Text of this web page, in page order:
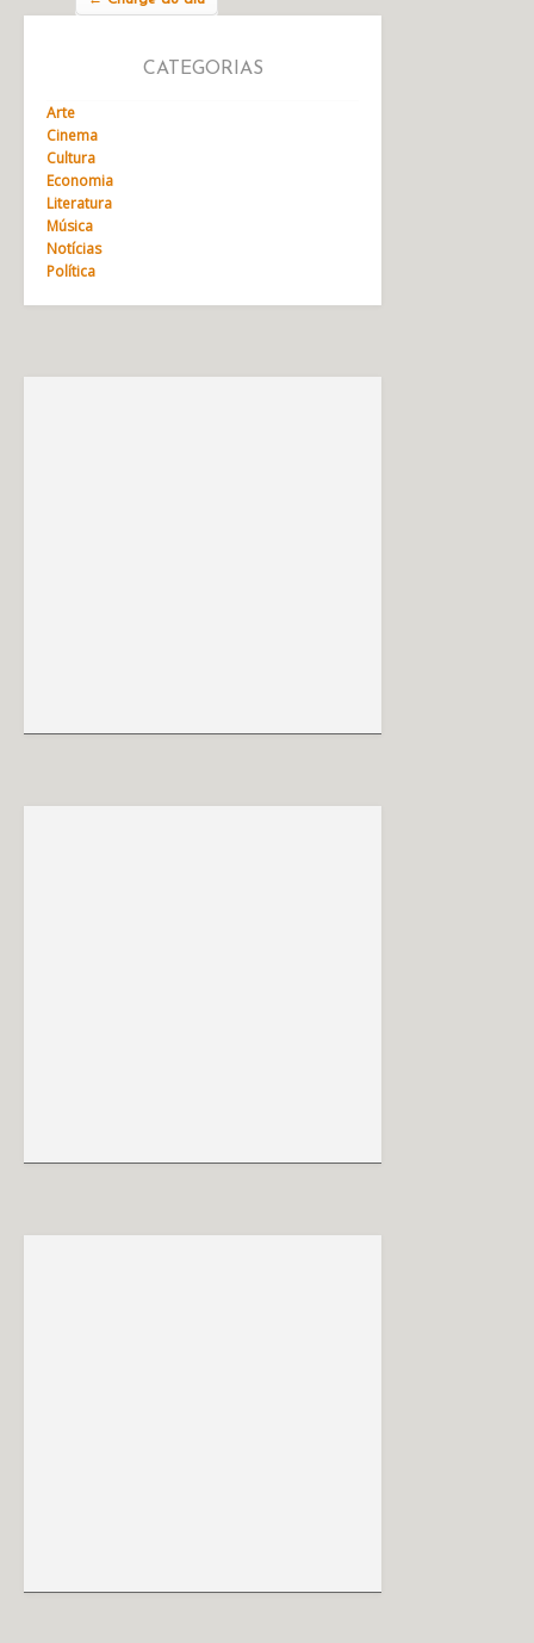
CATEGORIAS
Arte
Cinema
Cultura
Economia
Literatura
Música
Notícias
Política